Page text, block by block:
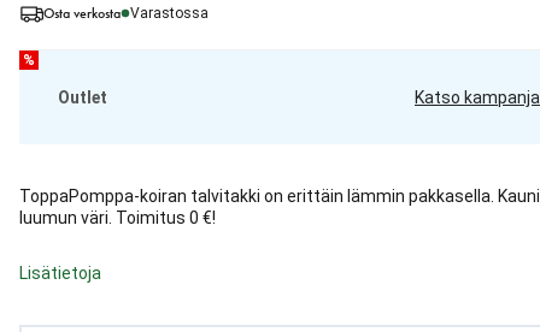
Osta verkosta Varastossa
%
Outlet Katso kampanja
ToppaPomppa-koiran talvitakki on erittäin lämmin pakkasella.
luumun väri. Toimitus 0 €!
Lisätietoja